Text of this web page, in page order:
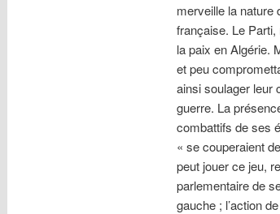
merveille la nature
française. Le Parti,
la paix en Algérie.
et peu
ainsi soulager leur
guerre. La
combattifs de ses
« se couperaient
peut jouer ce jeu,
parlementaire de
gauche ; l’action